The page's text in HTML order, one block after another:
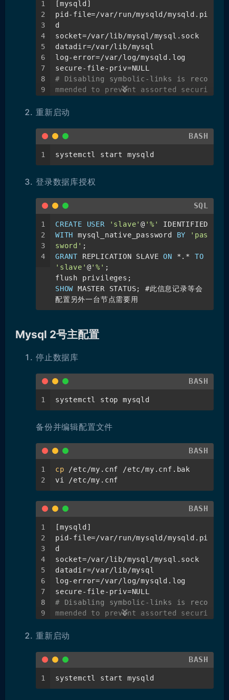
1
2
3
4
5
6
7
8
9
11
13
14
15
16
18
19
20
22
23
24
25
32
[mysqld]
pid-file=/var/run/mysqld/mysqld.pi
d
socket=/var/lib/mysql/mysql.sock
datadir=/var/lib/mysql
log-error=/var/log/mysqld.log
secure-file-priv=NULL
# Disabling symbolic-links is reco
mmended to prevent assorted securi
symbolic-links=0
character-set-server=utf8mb4
default-storage-engine=INNODB
# 主从配置
log-bin=binlog
server-id=121
enforce-gtid-consistency=on
log-slave-updates=on
expire_logs_days=14
# Compatible with versions before
8.0
default_authentication_plugin=mysq
l_native_password
#设置客户端编码
[mysql]
default-character-set=utf8mb4
重新启动
BASH
1 systemctl start mysqld
登录数据库授权
SQL
1
2
3
4
CREATE USER 'slave'@ '%'
WITH mysql_native_password BY
'pas
sword' ;
GRANT REPLICATION SLAVE ON * . *
TO
'slave' @'%' ;
flush privileges;
SHOW MASTER STATUS; #此信息记录等会
配置另外一台节点需要用
Mysql 2号主配置
停止数据库
BASH
1 systemctl stop mysqld
备份并编辑配置文件
BASH
1
2
cp /etc/my.cnf /etc/my.cnf.bak
vi /etc/my.cnf
BASH
1
2
3
4
5
6
7
8
9
11
13
14
15
16
[mysqld]
pid-file=/var/run/mysqld/mysqld.pi
d
socket=/var/lib/mysql/mysql.sock
datadir=/var/lib/mysql
log-error=/var/log/mysqld.log
secure-file-priv=NULL
# Disabling symbolic-links is reco
mmended to prevent assorted securi
symbolic-links=0
character-set-server=utf8mb4
default-storage-engine=INNODB
重新启动
BASH
1 systemctl start mysqld